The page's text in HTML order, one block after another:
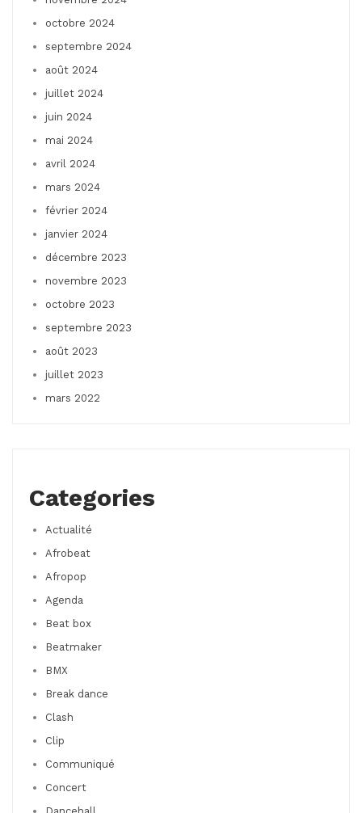
octobre 2024
septembre 2024
août 2024
juillet 2024
juin 2024
mai 2024
avril 2024
mars 2024
février 2024
janvier 2024
décembre 2023
novembre 2023
octobre 2023
septembre 2023
août 2023
juillet 2023
mars 2022
Categories
Actualité
Afrobeat
Afropop
Agenda
Beat box
Beatmaker
BMX
Break dance
Clash
Clip
Communiqué
Concert